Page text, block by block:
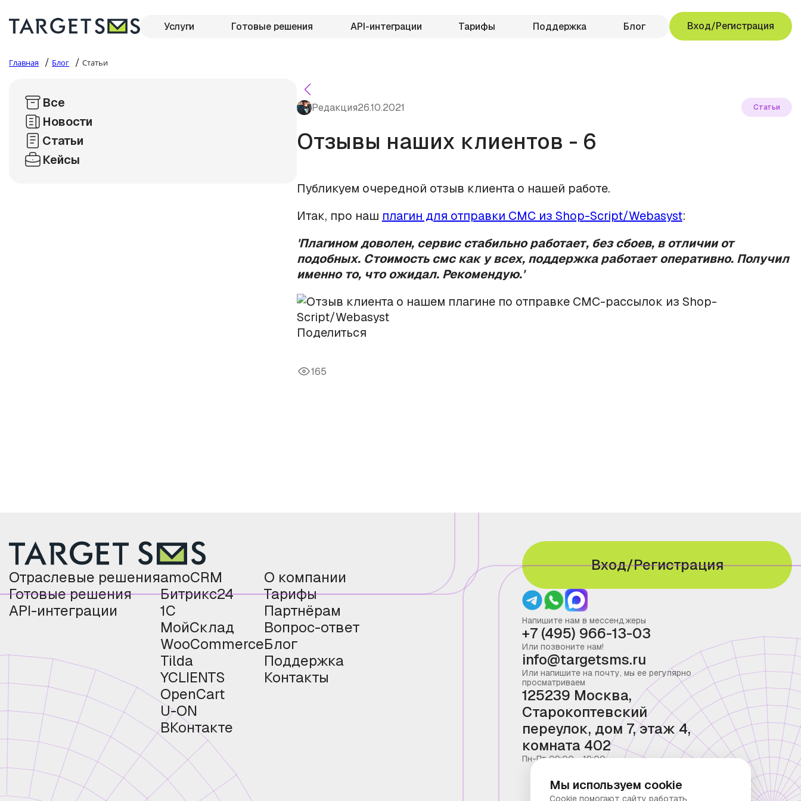
Услуги Готовые решения API-интеграции Тарифы Поддержка Блог Вход/Регистрация
Главная / Блог / Статьи
Все
Новости
Статьи
Кейсы
Редакция26.10.2021 Статьи
Отзывы наших клиентов - 6
Публикуем очередной отзыв клиента о нашей работе.
Итак, про наш плагин для отправки СМС из Shop-Script/Webasyst:
'Плагином доволен, сервис стабильно работает, без сбоев, в отличии от
подобных. Стоимость смс как у всех, поддержка работает оперативно. Получил
именно то, что ожидал. Рекомендую.'
Поделиться
165
Отраслевые решения
Готовые решения
API-интеграции
amoCRM
Битрикс24
1С
МойСклад
WooCommerce
Tilda
YCLIENTS
OpenCart
U-ON
ВКонтакте
О компании
Тарифы
Партнёрам
Вопрос-ответ
Блог
Поддержка
Контакты
Вход/Регистрация
Напишите нам в мессенджеры
+7 (495) 966-13-03
Или позвоните нам!
info@targetsms.ru
Или напишите на почту, мы ее регулярно
просматриваем
125239 Москва,
Старокоптевский
переулок, дом 7, этаж 4,
комната 402
Пн-Пт 09:00 - 19:00
Мы используем cookie
Cookie помогают сайту работать